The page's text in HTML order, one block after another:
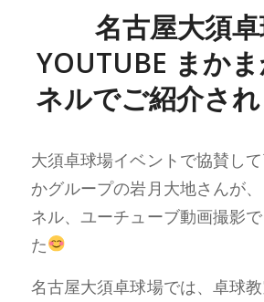
名古屋大須
YOUTUBE まか
ネルでご紹介され
大須卓球場イベントで協賛し
かグループの岩月大地さんが
ネル、ユーチューブ動画撮影
た
名古屋大須卓球場では、卓球